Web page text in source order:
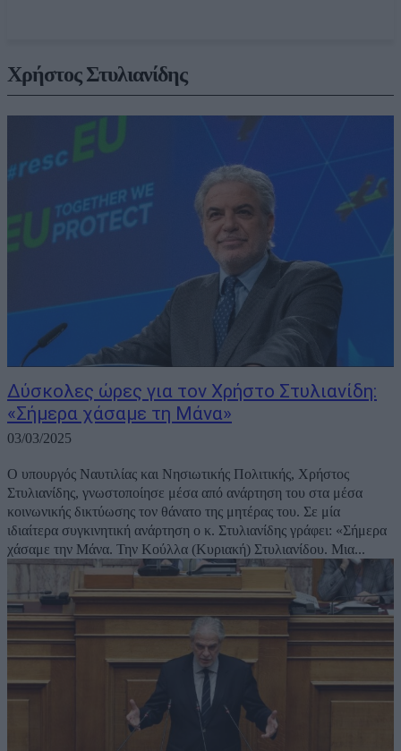
Xρήστος Στυλιανίδης
Δύσκολες ώρες για τον Χρήστο Στυλιανίδη:
«Σήμερα χάσαμε τη Μάνα»
03/03/2025
Ο υπουργός Ναυτιλίας και Νησιωτικής Πολιτικής, Χρήστος
Στυλιανίδης, γνωστοποίησε μέσα από ανάρτηση του στα μέσα
κοινωνικής δικτύωσης τον θάνατο της μητέρας του. Σε μία
ιδιαίτερα συγκινητική ανάρτηση ο κ. Στυλιανίδης γράφει: «Σήμερα
χάσαμε την Μάνα. Την Κούλλα (Κυριακή) Στυλιανίδου. Μια...